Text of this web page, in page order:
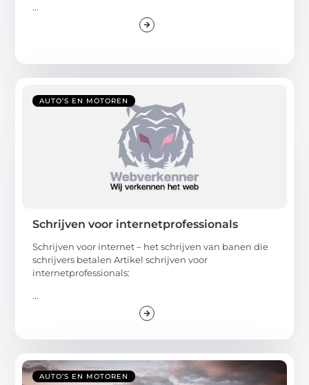
...
AUTO’S EN MOTOREN
Schrijven voor internetprofessionals
Schrijven voor internet – het schrijven van banen die
schrijvers betalen Artikel schrijven voor
internetprofessionals:
...
AUTO’S EN MOTOREN